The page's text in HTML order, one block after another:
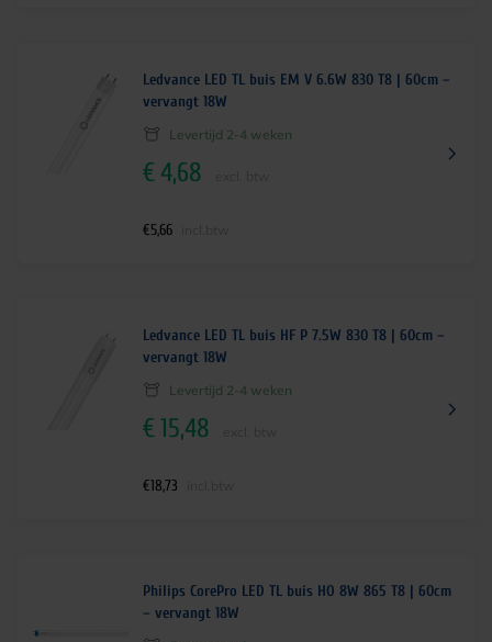
Ledvance LED TL buis EM V 6.6W 830 T8 | 60cm –
vervangt 18W
Levertijd 2-4 weken
€ 4,68
€5,66
Ledvance LED TL buis HF P 7.5W 830 T8 | 60cm –
vervangt 18W
Levertijd 2-4 weken
€15,48
€18,73
Philips CorePro LED TL buis HO 8W 865 T8 | 60cm
– vervangt 18W